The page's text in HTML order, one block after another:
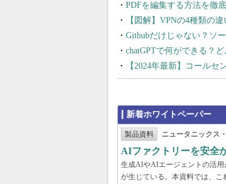
PDFを編集する方法を徹
【図解】VPNの4種類の
Githubだけじゃない？ソ
chatGPTで何ができる？
【2024年最新】コール
新着ホワイトペーパー
製品資料 ニュータニックス
AIファクトリーを安全
生成AIやAIエージェントの活
が生じている。本資料では、